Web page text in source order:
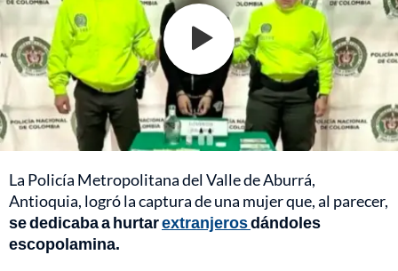
La Policía Metropolitana del Valle de Aburrá,
Antioquia, logró la captura de una mujer que, al parecer,
se dedicaba a hurtarextranjerosdándoles
escopolamina.